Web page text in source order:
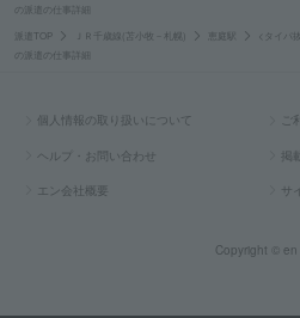
の派遣の仕事詳細
派遣TOP ＪＲ千歳線(苫小牧－札幌) 恵庭駅
<タイパ
の派遣の仕事詳細
個人情報の取り扱いについて
ヘルプ・お問い合わせ 掲
エン会社概要 サ
Copyright © en